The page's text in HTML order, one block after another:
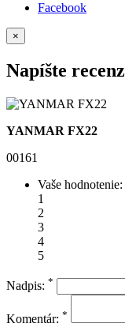
Facebook
×
Napíšte
YANMAR FX22
00161
Vaše hodnotenie:
1
2
3
4
5
Nadpis: *
Komentár: *